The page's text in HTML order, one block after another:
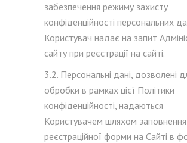
забезпечення режиму захисту
конфіденційності персональних
Користувач надає на запит
сайту при реєстрації на сайті.
3.2. Персональні дані, дозволені
обробки в рамках цієї Політики
конфіденційності, надаються
Користувачем шляхом заповнення
реєстраційної форми на Сайті в